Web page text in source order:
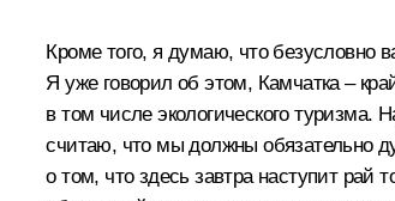
Кроме того, я думаю, что безусловно
Я уже говорил об этом, Камчатка –
в том числе экологического
считаю, что мы должны обязательно
о том, что здесь завтра наступит рай